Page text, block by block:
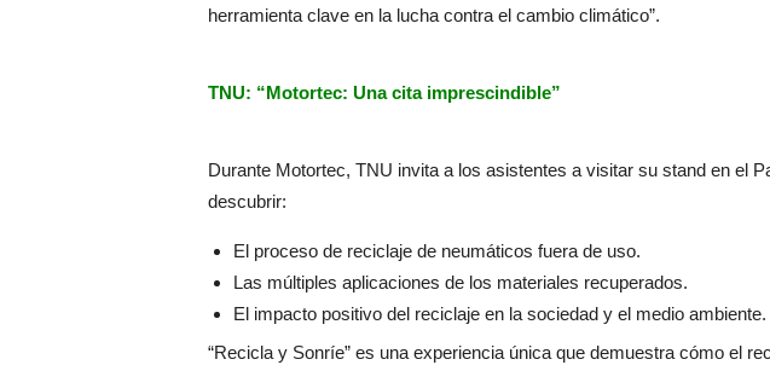
herramienta clave en la lucha contra el cambio climático”.
TNU: “Motortec: Una cita imprescindible”
Durante Motortec, TNU invita a los asistentes a visitar su stand en el
descubrir:
El proceso de reciclaje de neumáticos fuera de uso.
Las múltiples aplicaciones de los materiales recuperados.
El impacto positivo del reciclaje en la sociedad y el medio ambiente.
“Recicla y Sonríe” es una experiencia única que demuestra cómo el